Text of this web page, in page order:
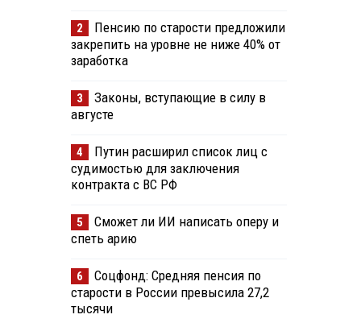
2
Пенсию по старости предложили
закрепить на уровне не ниже 40% от
заработка
3
Законы, вступающие в силу в
августе
4
Путин расширил список лиц с
судимостью для заключения
контракта с ВС РФ
5
Сможет ли ИИ написать оперу и
спеть арию
6
Соцфонд: Средняя пенсия по
старости в России превысила 27,2
тысячи